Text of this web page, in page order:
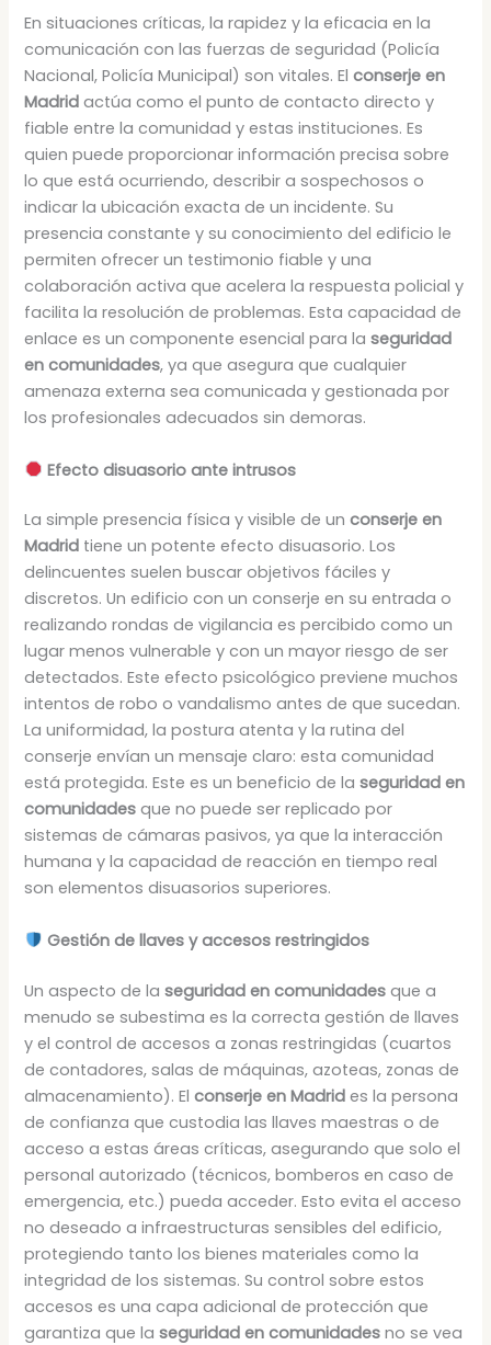
En situaciones críticas, la rapidez y la eficacia en la
comunicación con las fuerzas de seguridad (Policía
Nacional, Policía Municipal) son vitales. Elconserje en
Madrid actúa como el punto de contacto directo y
fiable entre la comunidad y estas instituciones. Es
quien puede proporcionar información precisa sobre
lo que está ocurriendo, describir a sospechosos o
indicar la ubicación exacta de un incidente. Su
presencia constante y su conocimiento del edificio le
permiten ofrecer un testimonio fiable y una
colaboración activa que acelera la respuesta policial y
facilita la resolución de problemas. Esta capacidad de
enlace es un componente esencial para laseguridad
en comunidades, ya que asegura que cualquier
amenaza externa sea comunicada y gestionada por
los profesionales adecuados sin demoras.
Efecto disuasorio ante intrusos
La simple presencia física y visible de unconserje en
Madrid tiene un potente efecto disuasorio. Los
delincuentes suelen buscar objetivos fáciles y
discretos. Un edificio con un conserje en su entrada o
realizando rondas de vigilancia es percibido como un
lugar menos vulnerable y con un mayor riesgo de ser
detectados. Este efecto psicológico previene muchos
intentos de robo o vandalismo antes de que sucedan.
La uniformidad, la postura atenta y la rutina del
conserje envían un mensaje claro: esta comunidad
está protegida. Este es un beneficio de laseguridad en
comunidades que no puede ser replicado por
sistemas de cámaras pasivos, ya que la interacción
humana y la capacidad de reacción en tiempo real
son elementos disuasorios superiores.
Gestión de llaves y accesos restringidos
Un aspecto de laseguridad en comunidades que a
menudo se subestima es la correcta gestión de llaves
y el control de accesos a zonas restringidas (cuartos
de contadores, salas de máquinas, azoteas, zonas de
almacenamiento). Elconserje en Madrid es la persona
de confianza que custodia las llaves maestras o de
acceso a estas áreas críticas, asegurando que solo el
personal autorizado (técnicos, bomberos en caso de
emergencia, etc.) pueda acceder. Esto evita el acceso
no deseado a infraestructuras sensibles del edificio,
protegiendo tanto los bienes materiales como la
integridad de los sistemas. Su control sobre estos
accesos es una capa adicional de protección que
garantiza que laseguridad en comunidades no se vea